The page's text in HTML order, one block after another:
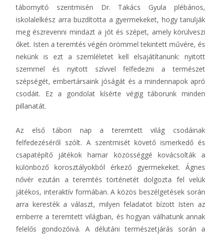
tábornyitó szentmisén Dr. Takács Gyula plébános,
iskolalelkész arra buzdította a gyermekeket, hogy tanulják
meg észrevenni mindazt a jót és szépet, amely körülveszi
őket. Isten a teremtés végén örömmel tekintett művére, és
nekünk is ezt a szemléletet kell elsajátítanunk: nyitott
szemmel és nyitott szívvel felfedezni a természet
szépségét, embertársaink jóságát és a mindennapok apró
csodáit. Ez a gondolat kísérte végig táborunk minden
pillanatát.
Az első tábori nap a teremtett világ csodáinak
felfedezéséről szólt. A szentmisét követő ismerkedő és
csapatépítő játékok hamar közösséggé kovácsolták a
különböző korosztályokból érkező gyermekeket. Ágnes
nővér ezután a teremtés történetét dolgozta fel velük
játékos, interaktív formában. A közös beszélgetések során
arra keresték a választ, milyen feladatot bízott Isten az
emberre a teremtett világban, és hogyan válhatunk annak
felelős gondozóivá. A délutáni természetjárás során a